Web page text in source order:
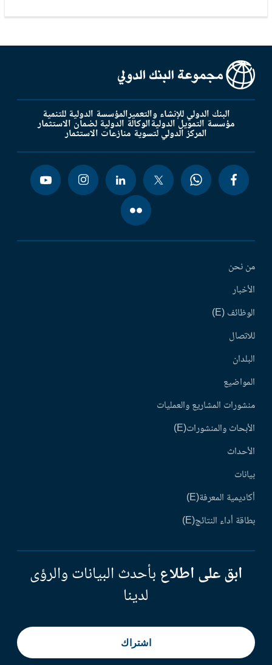
البنك الدولي للإنشاء والتعميرالمؤسسة الدولية للتنمية
مؤسسة التمويل الدوليةالوكالة الدولية لضمان الاستثمار
المركز الدولي لتسوية منازعات الاستثمار
من نحن
الأخبار
الوظائف (E)
للاتصال
البلدان
المواضيع
منشورات المشاريع والعمليات
الأبحاث والمنشورات(E)
الأحداث
بيانات
أكاديمية المعرفة(E)
بطاقة أداء النتائج(E)
ابق على اطلاع بأحدث البيانات والرؤى
لدينا
اشتراك